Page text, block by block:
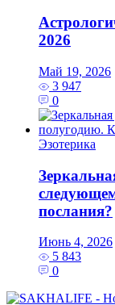
2026
Май 19, 2026
3 947
0
Эзотерика
послания?
Июнь 4, 2026
5 843
0